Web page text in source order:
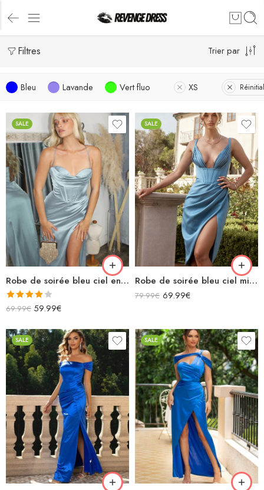
Filtres Trier par
Bleu Lavande Vert fluo XS
SALE
Robe de soirée bleu ciel en satin longue fendue bretelles spaghettis col bénitier lacets dans le dos
Note
5
69.99€ 59.99€
SALE
Robe de soirée bleu ciel midi moulante en satin décolleté sans manches fendue drapée
79.99€ 69.99€
SALE SALE